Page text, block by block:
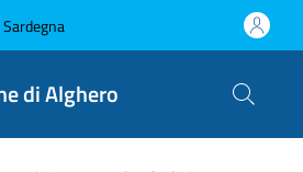
di Alghero